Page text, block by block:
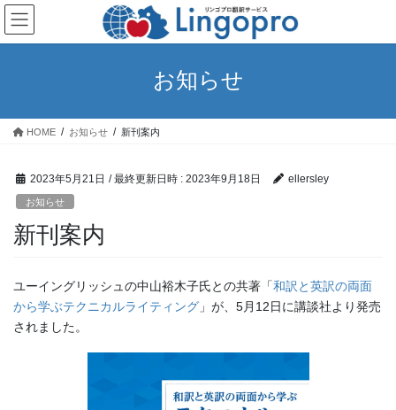
コ
ン
テ
ス
ナ
ビ
ゲ
ン
お知らせ
HOME お知らせ 新刊案内
2023年5月21日 / 最終更新日時 : 2023年9月18日 ellersley
お知らせ
新刊案内
ユーイングリッシュの中山裕木子氏との共著「和訳と英訳の両面
から学ぶテクニカルライティング 」が、5月12日に講談社より発売
されました。